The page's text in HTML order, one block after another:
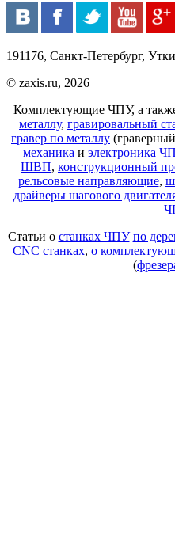
191176, Санкт-Петербург,
© zaxis.ru, 2026
Комплектующие ЧПУ, а
металлу, гравировальный
гравер по металлу
механика и электроника
ШВП, конструкционный
рельсовые направляющие,
драйверы шагового
Статьи о станках ЧПУ по
CNC станках, о
(